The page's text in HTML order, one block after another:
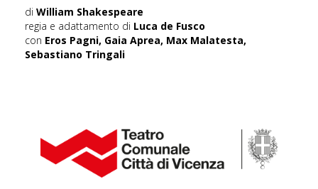
di William Shakespeare
regia e adattamento di Luca de Fusco
con Eros Pagni, Gaia Aprea, Max Malatesta,
Sebastiano Tringali